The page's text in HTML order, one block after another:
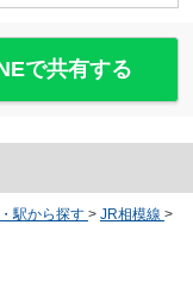
で共有する
駅から探す > JR相模線 >